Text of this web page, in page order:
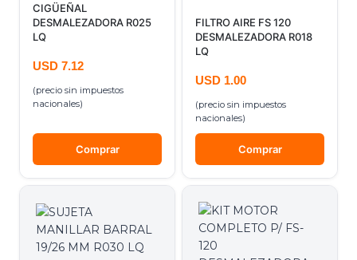
CIGÜEÑAL
DESMALEZADORA R025
LQ
USD 7.12
(precio sin impuestos
nacionales)
Comprar
FILTRO AIRE FS 120
DESMALEZADORA R018
LQ
USD 1.00
(precio sin impuestos
nacionales)
Comprar